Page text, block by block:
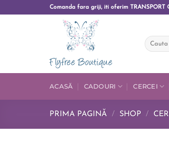
Comanda fara griji, iti oferim TRANSPORT
ACASĂ CADOURI CERCEI
PRIMA PAGINĂ / SHOP /